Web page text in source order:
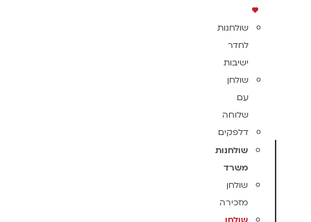
שולחנות
לחדר
ישיבות
שולחן
עם
שלוחה
דלפקים
שולחנות
משרד
שולחן
מזכירה